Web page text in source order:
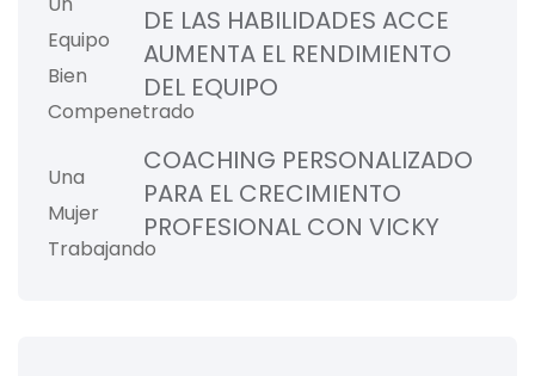
DE LAS HABILIDADES ACCE
AUMENTA EL RENDIMIENTO
DEL EQUIPO
COACHING PERSONALIZADO
PARA EL CRECIMIENTO
PROFESIONAL CON VICKY